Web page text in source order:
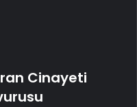
Cinayeti